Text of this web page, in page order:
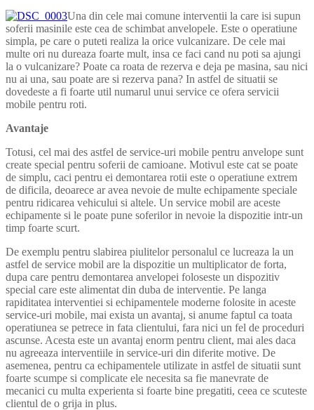
Una din cele mai comune interventii la care isi supun
soferii masinile este cea de schimbat anvelopele. Este o operatiune
simpla, pe care o puteti realiza la orice vulcanizare. De cele mai
multe ori nu dureaza foarte mult, insa ce faci cand nu poti sa ajungi
la o vulcanizare? Poate ca roata de rezerva e deja pe masina, sau nici
nu ai una, sau poate are si rezerva pana? In astfel de situatii se
dovedeste a fi foarte util numarul unui service ce ofera servicii
mobile pentru roti.
Avantaje
Totusi, cel mai des astfel de service-uri mobile pentru anvelope sunt
create special pentru soferii de camioane. Motivul este cat se poate
de simplu, caci pentru ei demontarea rotii este o operatiune extrem
de dificila, deoarece ar avea nevoie de multe echipamente speciale
pentru ridicarea vehicului si altele. Un service mobil are aceste
echipamente si le poate pune soferilor in nevoie la dispozitie intr-un
timp foarte scurt.
De exemplu pentru slabirea piulitelor personalul ce lucreaza la un
astfel de service mobil are la dispozitie un multiplicator de forta,
dupa care pentru demontarea anvelopei foloseste un dispozitiv
special care este alimentat din duba de interventie. Pe langa
rapiditatea interventiei si echipamentele moderne folosite in aceste
service-uri mobile, mai exista un avantaj, si anume faptul ca toata
operatiunea se petrece in fata clientului, fara nici un fel de proceduri
ascunse. Acesta este un avantaj enorm pentru client, mai ales daca
nu agreeaza interventiile in service-uri din diferite motive. De
asemenea, pentru ca echipamentele utilizate in astfel de situatii sunt
foarte scumpe si complicate ele necesita sa fie manevrate de
mecanici cu multa experienta si foarte bine pregatiti, ceea ce scuteste
clientul de o grija in plus.